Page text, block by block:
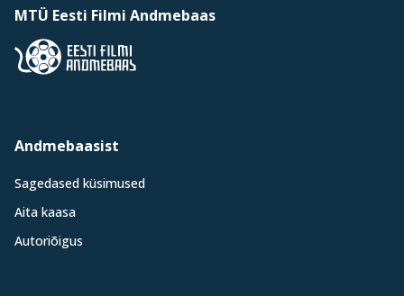
MTÜ Eesti Filmi Andmebaas
Andmebaasist
Sagedased küsimused
Aita kaasa
Autoriõigus